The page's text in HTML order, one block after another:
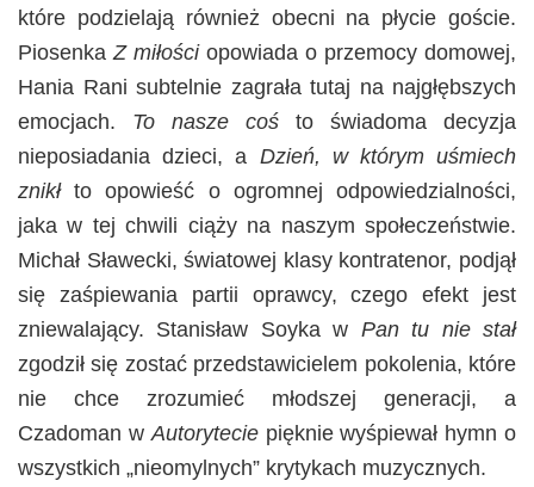
które podzielają również obecni na płycie goście.
PiosenkaZ miłościopowiada o przemocy domowej,
Hania Rani subtelnie zagrała tutaj na najgłębszych
emocjach. To nasze coś to świadoma decyzja
nieposiadania dzieci, a Dzień, w którym uśmiech
znikłto opowieść o ogromnej odpowiedzialności,
jaka w tej chwili ciąży na naszym społeczeństwie.
Michał Sławecki, światowej klasy kontratenor, podjął
się zaśpiewania partii oprawcy, czego efekt jest
zniewalający. Stanisław Soyka w Pan tu nie stał
zgodził się zostać przedstawicielem pokolenia, które
nie chce zrozumieć młodszej generacji, a
Czadoman wAutoryteciepięknie wyśpiewał hymn o
wszystkich „nieomylnych” krytykach muzycznych.